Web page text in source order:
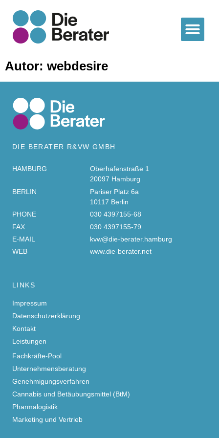
Autor: webdesire
DIE BERATER R&VW GMBH
HAMBURG
Oberhafenstraße 1
20097 Hamburg
BERLIN
Pariser Platz 6a
10117 Berlin
PHONE
030 4397155-68
FAX
030 4397155-79
E-MAIL
kvw@die-berater.hamburg
WEB
www.die-berater.net
LINKS
Impressum
Datenschutzerklärung
Kontakt
Leistungen
Fachkräfte-Pool
Unternehmensberatung
Genehmigungsverfahren
Cannabis und Betäubungsmittel (BtM)
Pharmalogistik
Marketing und Vertrieb